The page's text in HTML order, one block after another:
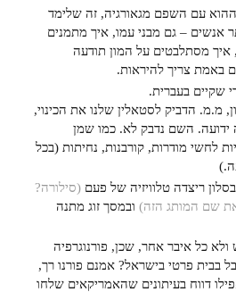
עם השפם מגאורגיה, זה שלימד
אנשים – גם מבני עמו, איך מתמנים
איך מסתלבטים על המון תודעה
באמת צריך להיראות.
שקיים בעברית.
התיכון, מ.מ. הדביק לסטאלין שלנו את הכינוי,
השם נדבק לא. כמו שמן
לחשי מודרות, קורבנות, נחיתות (בכל
ריצדה טלוויזיה של פעם(סילורה?
שם המותג הזה) ובמסך זוג מתנה
כל איבר אחר, שכן, פורנוגרפיה
בבית פרטי בישראל? אמנם פורנו רך,
דווח בעיתונים שהאמריקאים שלחו